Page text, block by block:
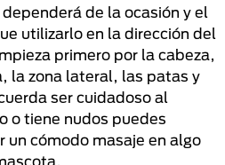
de la ocasión y el
utilizarlo en la dirección del
primero por la cabeza,
la zona lateral, las patas y
ser cuidadoso al
o tiene nudos puedes
un cómodo masaje en algo